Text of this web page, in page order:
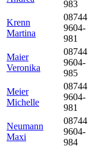
983
Krenn
Martina
08744
9604-
981
Maier
Veronika
08744
9604-
985
Meier
Michelle
08744
9604-
981
Neumann
Maxi
08744
9604-
984